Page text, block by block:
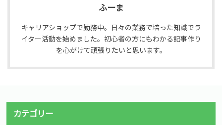
ふーま
キャリアショップで勤務中。日々の業務で培った知識でラ
イター活動を始めました。初心者の方にもわかる記事作り
を心がけて頑張りたいと思います。
カテゴリー